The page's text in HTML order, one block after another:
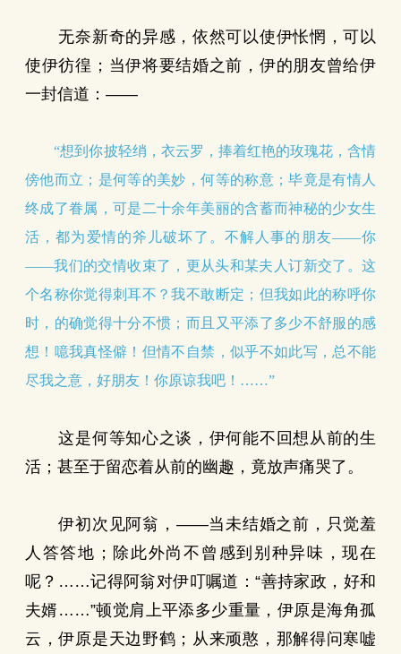
无奈新奇的异感，依然可以使伊怅惘，可以
使伊彷徨；当伊将要结婚之前，伊的朋友曾给伊
一封信道：——
“想到你披轻绡，衣云罗，捧着红艳的玫瑰花，含情
傍他而立；是何等的美妙，何等的称意；毕竟是有情人
终成了眷属，可是二十余年美丽的含蓄而神秘的少女生
活，都为爱情的斧儿破坏了。不解人事的朋友——你
——我们的交情收束了，更从头和某夫人订新交了。这
个名称你觉得刺耳不？我不敢断定；但我如此的称呼你
时，的确觉得十分不惯；而且又平添了多少不舒服的感
想！噫我真怪僻！但情不自禁，似乎不如此写，总不能
尽我之意，好朋友！你原谅我吧！……”
这是何等知心之谈，伊何能不回想从前的生
活；甚至于留恋着从前的幽趣，竟放声痛哭了。
伊初次见阿翁，——当未结婚之前，只觉羞
人答答地；除此外尚不曾感到别种异味，现在
呢？……记得阿翁对伊叮嘱道：“善持家政，好和
夫婿……”顿觉肩上平添多少重量，伊原是海角孤
云，伊原是天边野鹤；从来顽憨，那解得问寒嘘